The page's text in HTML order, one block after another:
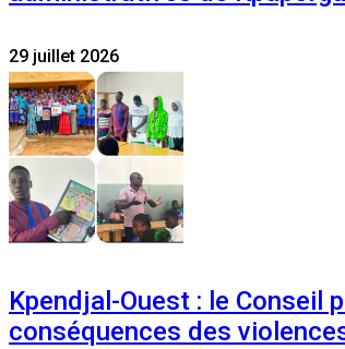
29 juillet 2026
Kpendjal-Ouest : le Conseil
conséquences des